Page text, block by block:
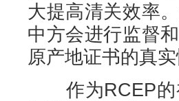
大提高清关效率
中方会进行监督
原产地证书的真实
作为RCEP的